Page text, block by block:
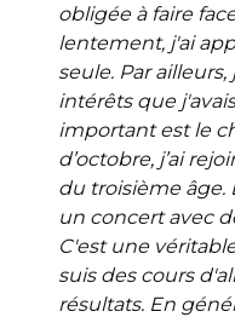
obligée à faire
lentement, j'ai
seule. Par
intérêts que
important est le
d’octobre, j’ai
du troisième âge.
un concert avec
C'est une
suis des cours
résultats. En